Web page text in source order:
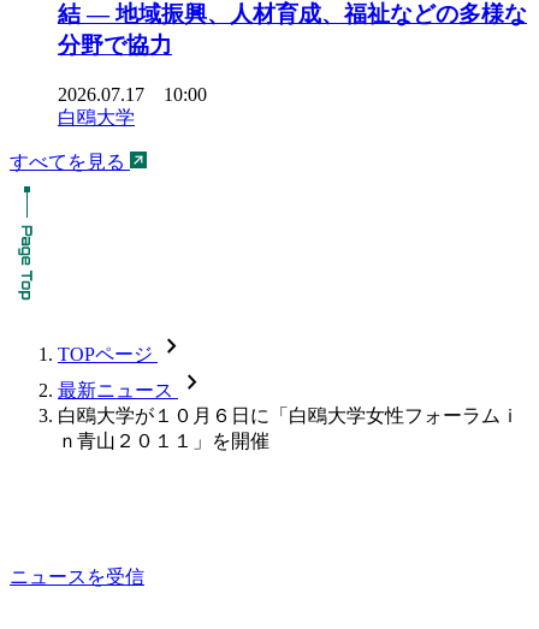
結 ― 地域振興、人材育成、福祉などの多様な
分野で協力
2026.07.17 10:00
白鴎大学
すべてを見る
TOPページ chevron_forward
最新ニュース chevron_forward
白鴎大学が１０月６日に「白鴎大学女性フォーラムｉ
ｎ青山２０１１」を開催
ニュースを受信